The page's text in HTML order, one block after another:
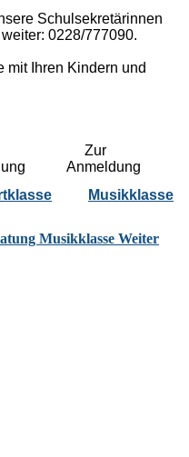
Schulsekretärinnen
0228/777090.
mit Ihren Kindern und
Zur
Anmeldung
Musikklasse
Musikklasse Weiter